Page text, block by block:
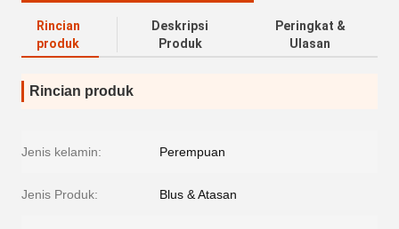
Rincian
produk
Deskripsi
Produk
Peringkat &
Ulasan
Rincian produk
Jenis kelamin: Perempuan
Jenis Produk: Blus & Atasan